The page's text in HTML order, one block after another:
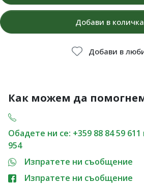
Добави в
Добави в
Как можем да
Обадете ни се: +359 88 84 59 611
954
Изпратете ни съобщение
Изпратете ни съобщение